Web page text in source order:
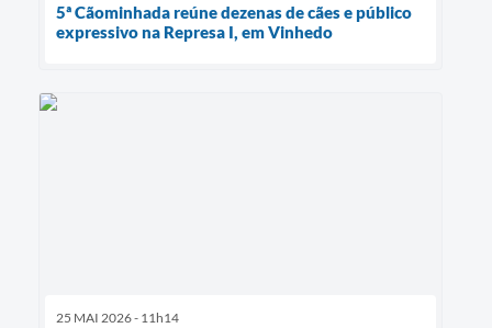
5ª Cãominhada reúne dezenas de cães e público
expressivo na Represa I, em Vinhedo
25 MAI 2026 - 11h14